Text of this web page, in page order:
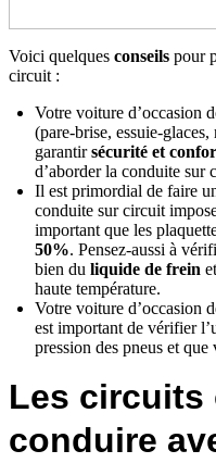
Voici quelques conseils pour
circuit :
Votre voiture d’occasion
(pare-brise, essuie-
garantirsécurité et
d’aborder la conduite sur
Il est primordial de faire
conduite sur circuit
important que les
50%. Pensez-aussi à
bien du liquide de frein
haute température.
Votre voiture d’occasion
est important de vérifier
pression des pneus et
Les circuits
conduire